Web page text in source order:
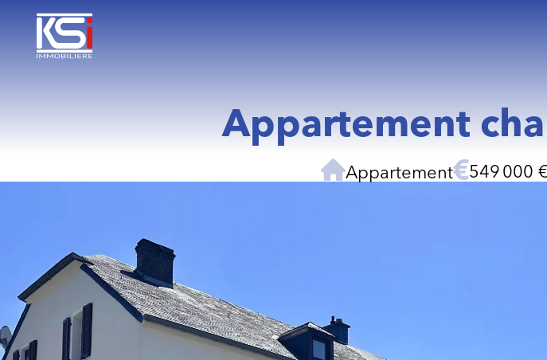
Appartement
Appartement 549 000 €